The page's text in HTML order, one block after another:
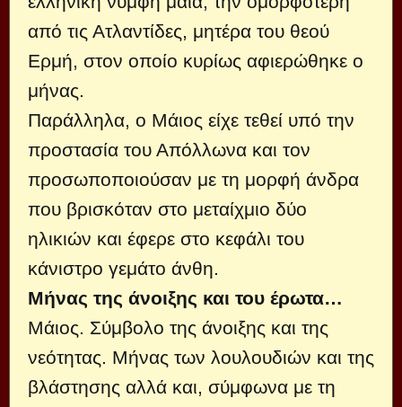
από τις Ατλαντίδες, μητέρα του θεού
Ερμή, στον οποίο κυρίως αφιερώθηκε ο
μήνας.
Παράλληλα, ο Μάιος είχε τεθεί υπό την
προστασία του Απόλλωνα και τον
προσωποποιούσαν με τη μορφή άνδρα
που βρισκόταν στο μεταίχμιο δύο
ηλικιών και έφερε στο κεφάλι του
κάνιστρο γεμάτο άνθη.
Μήνας της άνοιξης και του έρωτα…
Μάιος. Σύμβολο της άνοιξης και της
νεότητας. Μήνας των λουλουδιών και της
βλάστησης αλλά και, σύμφωνα με τη